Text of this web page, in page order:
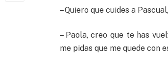
– Quiero que cuides a
– Paola, creo que te has
me pidas que me quede con